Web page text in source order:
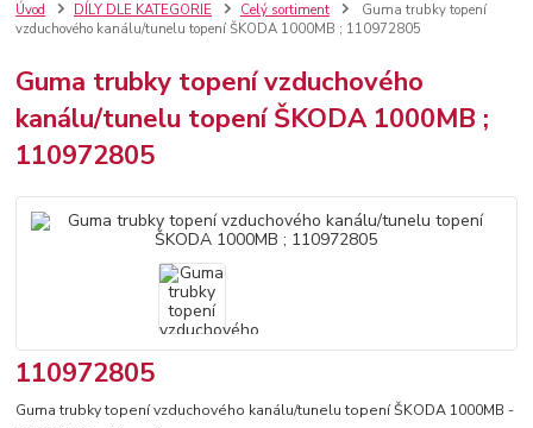
Úvod DÍLY DLE KATEGORIE Celý sortiment
Guma trubky topení
vzduchového kanálu/tunelu topení ŠKODA 1000MB ; 110972805
Guma trubky topení vzduchového
kanálu/tunelu topení ŠKODA 1000MB ;
110972805
110972805
Guma trubky topení vzduchového kanálu/tunelu topení ŠKODA 1000MB -